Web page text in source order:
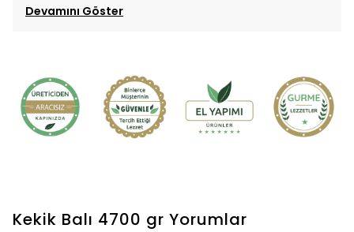
Devamını Göster
Kekik Balı 4700 gr Yorumlar